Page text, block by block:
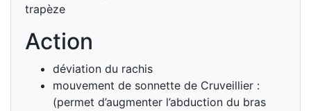
trapèze
Action
déviation du rachis
mouvement de sonnette de Cruveillier :
(permet d’augmenter l’abduction du bras